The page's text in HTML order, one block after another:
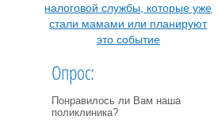
налоговой службы, которые уже
стали мамами или планируют
это событие
Опрос:
Понравилось ли Вам наша
поликлиника?